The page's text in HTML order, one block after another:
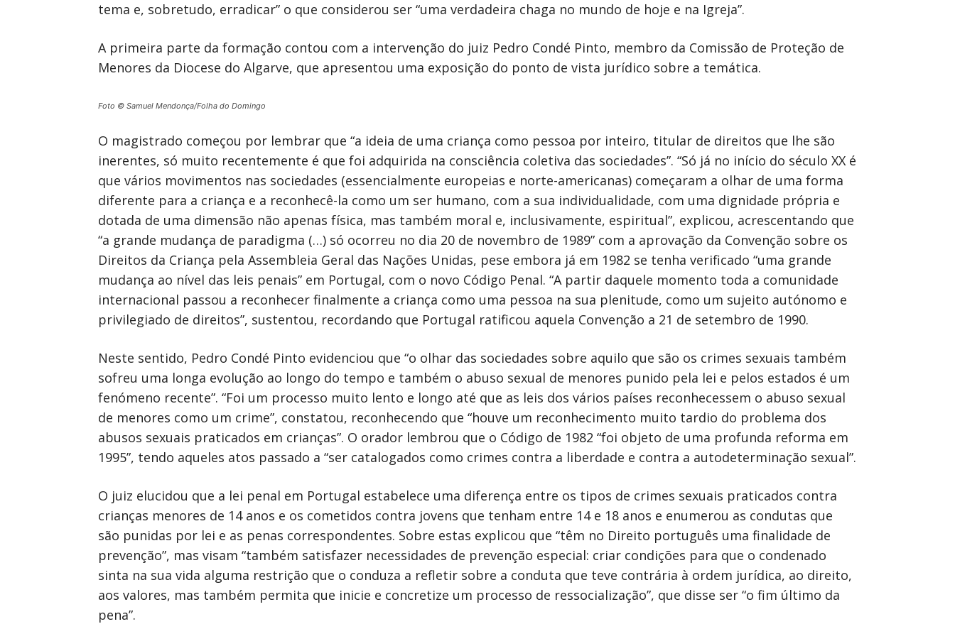
tema e, sobretudo, erradicar” o que considerou ser “uma verdadeira chaga no mundo de hoje e na Igreja”.
A primeira parte da formação contou com a intervenção do juiz Pedro Condé Pinto, membro da Comissão de Proteção de
Menores da Diocese do Algarve, que apresentou uma exposição do ponto de vista jurídico sobre a temática.
Foto © Samuel Mendonça/Folha do Domingo
O magistrado começou por lembrar que “a ideia de uma criança como pessoa por inteiro, titular de direitos que lhe são
inerentes, só muito recentemente é que foi adquirida na consciência coletiva das sociedades”. “Só já no início do século XX é
que vários movimentos nas sociedades (essencialmente europeias e norte-americanas) começaram a olhar de uma forma
diferente para a criança e a reconhecê-la como um ser humano, com a sua individualidade, com uma dignidade própria e
dotada de uma dimensão não apenas física, mas também moral e, inclusivamente, espiritual”, explicou, acrescentando que
“a grande mudança de paradigma (…) só ocorreu no dia 20 de novembro de 1989” com a aprovação da Convenção sobre os
Direitos da Criança pela Assembleia Geral das Nações Unidas, pese embora já em 1982 se tenha verificado “uma grande
mudança ao nível das leis penais” em Portugal, com o novo Código Penal. “A partir daquele momento toda a comunidade
internacional passou a reconhecer finalmente a criança como uma pessoa na sua plenitude, como um sujeito autónomo e
privilegiado de direitos”, sustentou, recordando que Portugal ratificou aquela Convenção a 21 de setembro de 1990.
Neste sentido, Pedro Condé Pinto evidenciou que “o olhar das sociedades sobre aquilo que são os crimes sexuais também
sofreu uma longa evolução ao longo do tempo e também o abuso sexual de menores punido pela lei e pelos estados é um
fenómeno recente”. “Foi um processo muito lento e longo até que as leis dos vários países reconhecessem o abuso sexual
de menores como um crime”, constatou, reconhecendo que “houve um reconhecimento muito tardio do problema dos
abusos sexuais praticados em crianças”. O orador lembrou que o Código de 1982 “foi objeto de uma profunda reforma em
1995”, tendo aqueles atos passado a “ser catalogados como crimes contra a liberdade e contra a autodeterminação sexual”.
O juiz elucidou que a lei penal em Portugal estabelece uma diferença entre os tipos de crimes sexuais praticados contra
crianças menores de 14 anos e os cometidos contra jovens que tenham entre 14 e 18 anos e enumerou as condutas que
são punidas por lei e as penas correspondentes. Sobre estas explicou que “têm no Direito português uma finalidade de
prevenção”, mas visam “também satisfazer necessidades de prevenção especial: criar condições para que o condenado
sinta na sua vida alguma restrição que o conduza a refletir sobre a conduta que teve contrária à ordem jurídica, ao direito,
aos valores, mas também permita que inicie e concretize um processo de ressocialização”, que disse ser “o fim último da
pena”.